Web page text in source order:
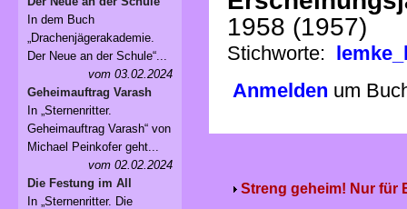
1958 (1957)
Stichworte:
Anmelden um
Streng geheim! Nur für
In dem Buch
„Drachenjägerakademie.
Der Neue an der Schule“...
vom 03.02.2024
Geheimauftrag Varash
In „Sternenritter.
Geheimauftrag Varash“ von
Michael Peinkofer geht...
vom 02.02.2024
Die Festung im All
In „Sternenritter. Die